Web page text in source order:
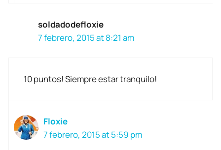
soldadodefloxie
7 febrero, 2015 at 8:21 am
10 puntos! Siempre estar tranquilo!
Floxie
7 febrero, 2015 at 5:59 pm